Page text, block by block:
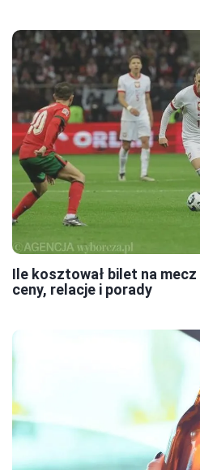
Ile kosztował bilet na
ceny, relacje i porady